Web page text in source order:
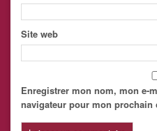
Site web
Enregistrer mon nom, mon e-
navigateur pour mon prochain